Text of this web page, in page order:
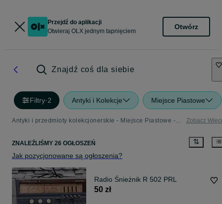
Przejdź do aplikacji
Otwieraj OLX jednym tapnięciem
Otwórz
Znajdź coś dla siebie
Filtry·2 Antyki i Kolekcje Miejsce Piastowe
Antyki i przedmioty kolekcjonerskie - Miejsce Piastowe - sprawdź ogłoszenia w Twojej okolicy Zobacz
ZNALEŹLIŚMY 26 OGŁOSZEŃ
Jak pozycjonowane są ogłoszenia?
Radio Śnieżnik R 502 PRL
50 zł